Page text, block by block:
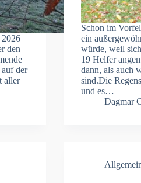
den
der
aller
Schon im
ein
würde, weil
19 Helfer
dann, als auch
sind.Die
und es…
Dagmar